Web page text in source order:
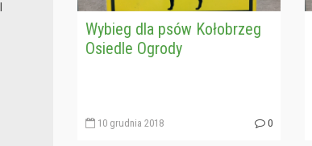
Wybieg dla psów Kołobrzeg
Osiedle Ogrody
10 grudnia 2018 0